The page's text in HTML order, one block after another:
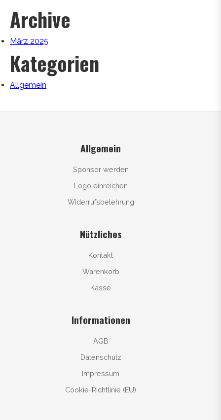
Archive
März 2025
Kategorien
Allgemein
Allgemein
Sponsor werden
Logo einreichen
Widerrufsbelehrung
Nützliches
Kontakt
Warenkorb
Kasse
Informationen
AGB
Datenschutz
Impressum
Cookie-Richtlinie (EU)